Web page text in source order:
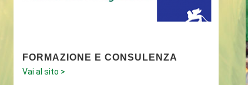
FORMAZIONE E CONSULENZA
Vai al sito >